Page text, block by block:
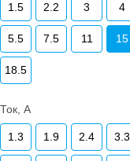
1.5 2.2 3 4
5.5 7.5 11 15
18.5
Ток, А
1.3 1.9 2.4 3.3